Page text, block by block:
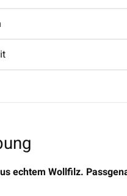
echtem Wollfilz.